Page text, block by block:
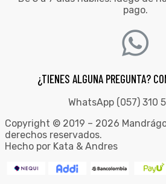
pago.
¿TIENES ALGUNA PREGUNTA?
WhatsApp (057) 310
Copyright © 2019 – 2026
derechos reservados.
Hecho por Kata & Andres